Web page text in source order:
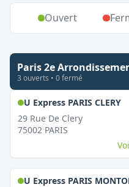
Ouvert
Paris 2e
3 ouverts • 0fermé
U Express PARIS CLERY,
29 Rue De Clery
75002 PARIS
U Express PARIS